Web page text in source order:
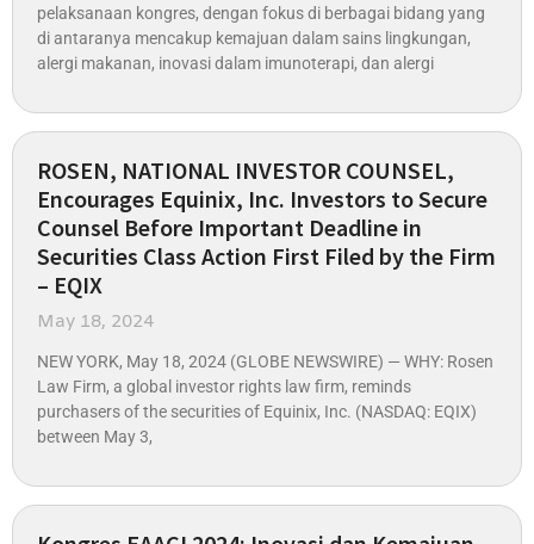
pelaksanaan kongres, dengan fokus di berbagai bidang yang
di antaranya mencakup kemajuan dalam sains lingkungan,
alergi makanan, inovasi dalam imunoterapi, dan alergi
ROSEN, NATIONAL INVESTOR COUNSEL,
Encourages Equinix, Inc. Investors to Secure
Counsel Before Important Deadline in
Securities Class Action First Filed by the Firm
– EQIX
May 18, 2024
NEW YORK, May 18, 2024 (GLOBE NEWSWIRE) — WHY: Rosen
Law Firm, a global investor rights law firm, reminds
purchasers of the securities of Equinix, Inc. (NASDAQ: EQIX)
between May 3,